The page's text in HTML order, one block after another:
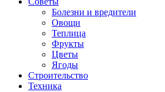
Болезни и вредители
Овощи
Теплица
Фрукты
Цветы
Ягоды
Строительство
Техника